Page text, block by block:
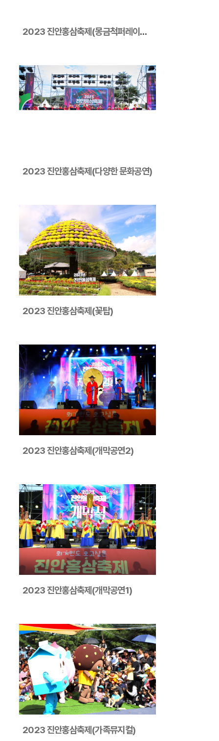
2023 진안홍삼축제(몽금척퍼레이드1)
2023 진안홍삼축제(다양한 문화공연)
2023 진안홍삼축제(꽃탑)
2023 진안홍삼축제(개막공연2)
2023 진안홍삼축제(개막공연1)
2023 진안홍삼축제(가족뮤지컬)